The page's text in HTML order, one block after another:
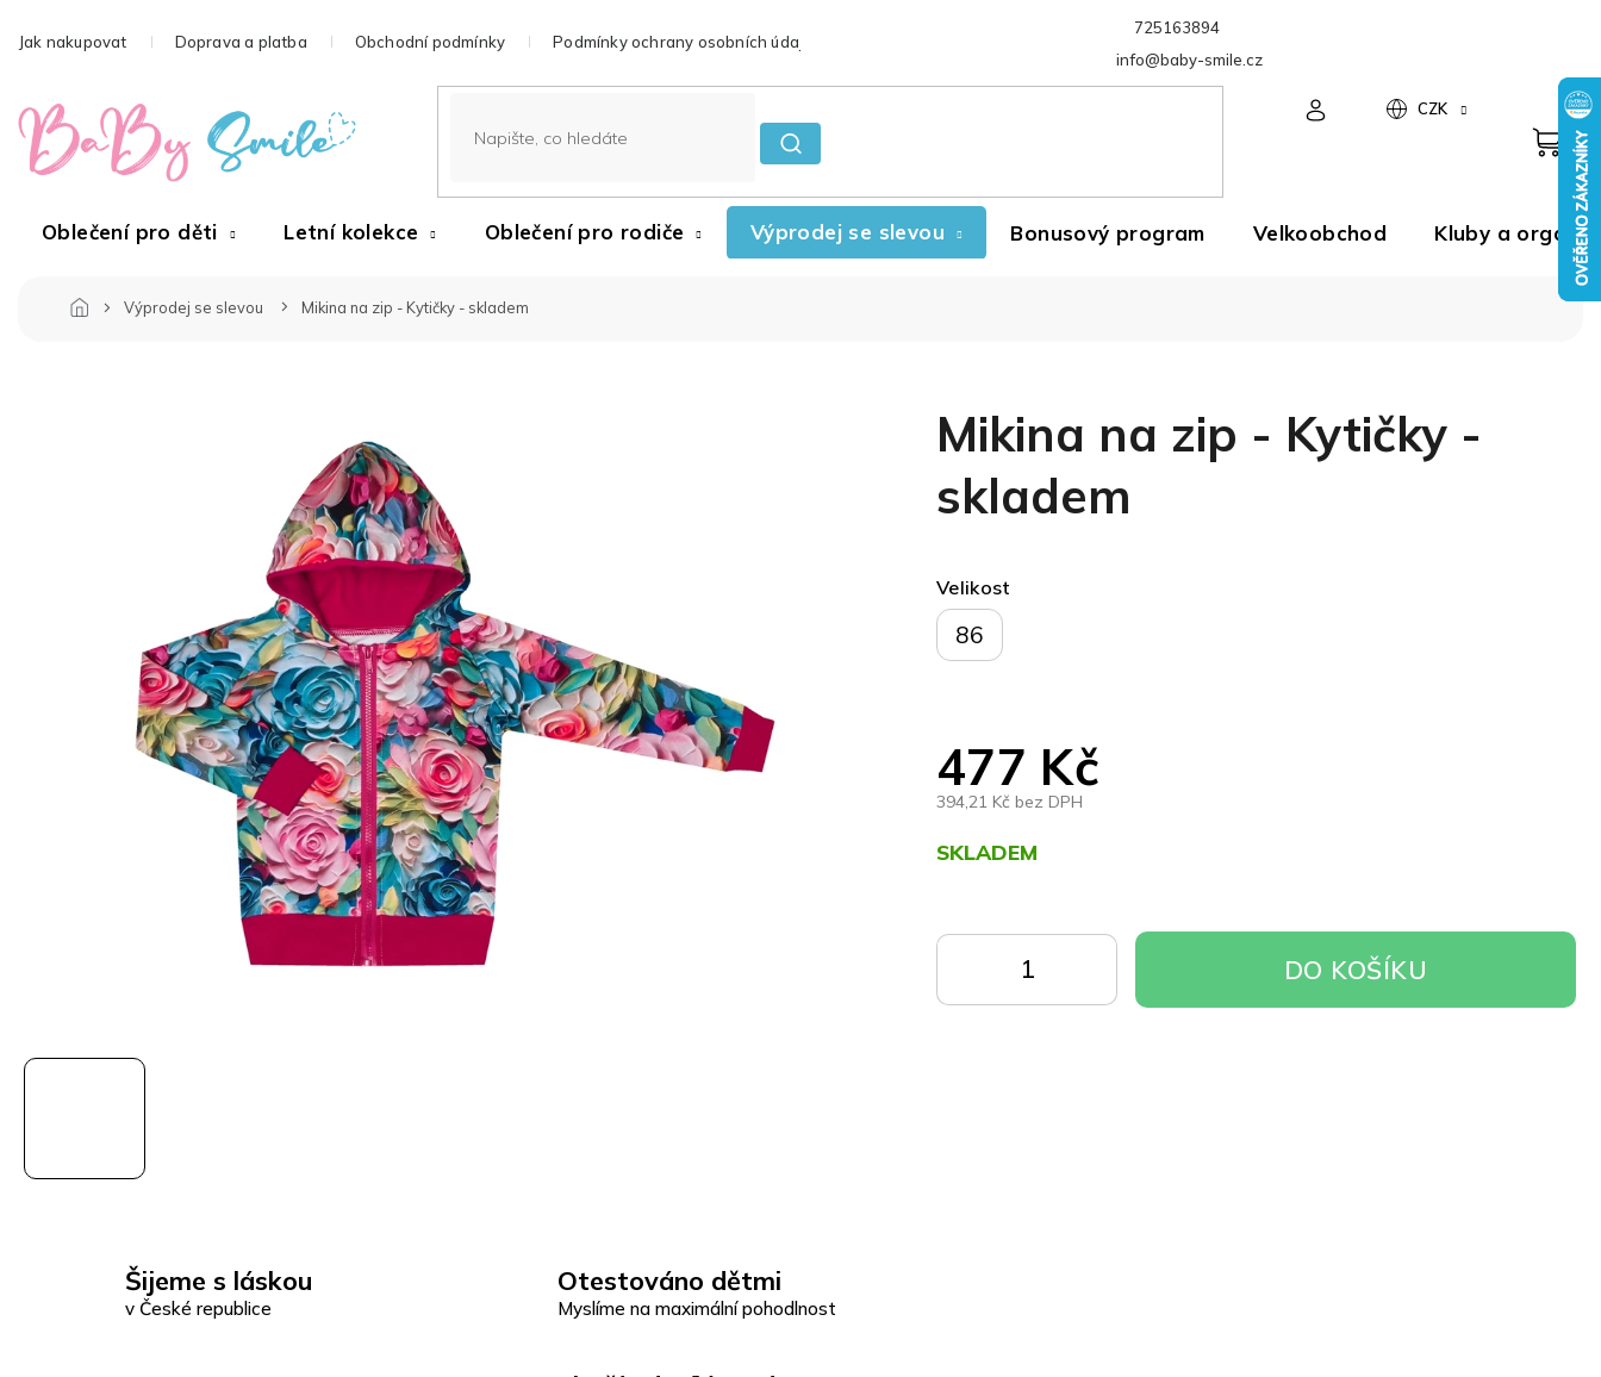
na
725163894
info@baby-smile.cz
Jak nakupovat Doprava a platba Obchodní podmínky Podmínky ochrany osobních údajů
CZK
Oblečení pro děti Letní kolekce Oblečení pro rodiče Výprodej se slevou Bonusový program Velkoobchod Kluby a
Výprodej se slevou Mikina na zip - Kytičky - skladem
Šijeme s láskou
v České republice
Otestováno dětmi
Myslíme na maximální pohodlnost
Mikina na zip - Kytičky -
skladem
477 Kč
394,21 Kč bez DPH
SKLADEM
Velikost
86
DO KOŠÍKU